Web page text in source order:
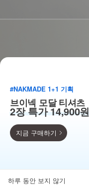
득템찬스
#NAKMADE 1+1 기획
브이넥 모달 티셔츠
2장 특가 14,900원
지금 구매하기
하루 동안 보지 않기
뒤로가기 카테고리